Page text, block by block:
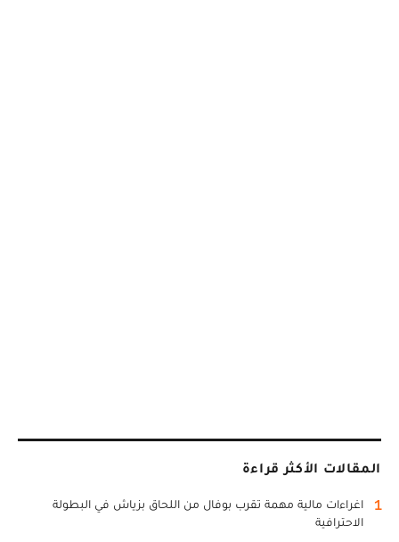
المقالات الأكثر قراءة
1
اغراءات مالية مهمة تقرب بوفال من اللحاق بزياش في البطولة
الاحترافية